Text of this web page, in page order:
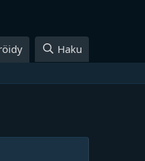
Haku